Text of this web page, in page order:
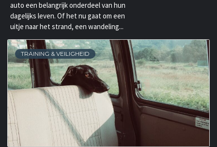
auto een belangrijk onderdeel van hun
dagelijks leven. Of het nu gaat om een
uitje naar het strand, een wandeling...
TRAINING & VEILIGHEID